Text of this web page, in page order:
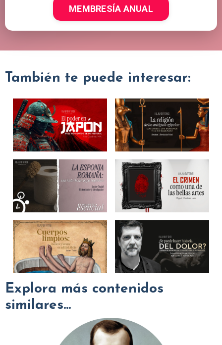
MEMBRESÍA ANUAL
También te puede interesar:
Explora más contenidos
similares...